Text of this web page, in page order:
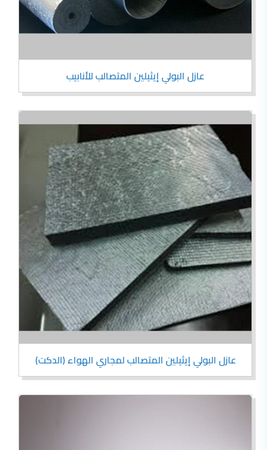
عازل البولي إيثيلين المتصالب للأنابيب
عازل البولي إيثيلين المتصالب لمجاري الهواء (الدكت)